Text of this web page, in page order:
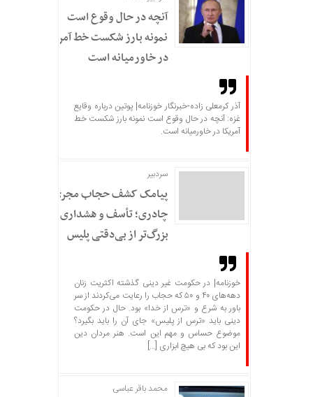
آنچه در حال وقوع است
نمونه بارز شکست خط آمریکا
در خاورمیانه است
آذر کرمعلی زاده-خبرنگار خوزنامه| پوتین درباره وقایع
غزه: آنچه در حال وقوع است نمونه بارز شکست خط
آمریکا در خاورمیانه است.
سردبير
پیامک کشف حجاب مجری
چادری؛ تأسف و هشداری
بزرگ‌تر از بی‌دقتی پلیس
خوزنامه| در حکومت غیر دینی گذشته اکثریت زنان
دهه‌های ۴۰ و ۵۰ که حجاب را رعایت می‌کردند از سر
باور به شرع و «ترس از خدا» بود. حال در حکومت
دینی باید «ترس از پلیس» جای آن را باید بگیرد؟
موضوع حساس و مهم این است. هنر مردان دین
این بود که بی هیچ ابزاری […]
محمد باقر عباسی